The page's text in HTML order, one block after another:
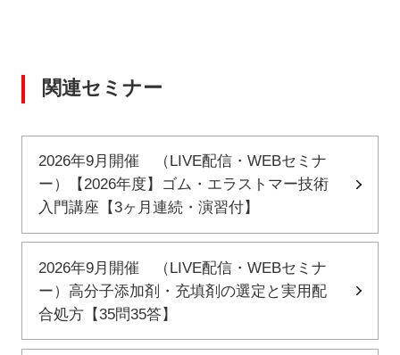
関連セミナー
2026年9月開催 （LIVE配信・WEBセミナ
ー）【2026年度】ゴム・エラストマー技術
入門講座【3ヶ月連続・演習付】
2026年9月開催 （LIVE配信・WEBセミナ
ー）高分子添加剤・充填剤の選定と実用配
合処方【35問35答】